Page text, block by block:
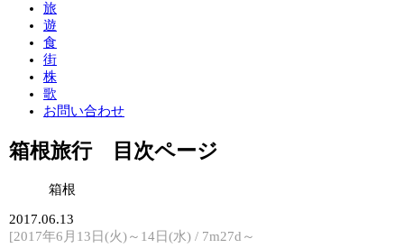
旅
遊
食
街
株
歌
お問い合わせ
箱根旅行 目次ページ
箱根
2017.06.13
[2017年6月13日(火)～14日(水) / 7m27d～